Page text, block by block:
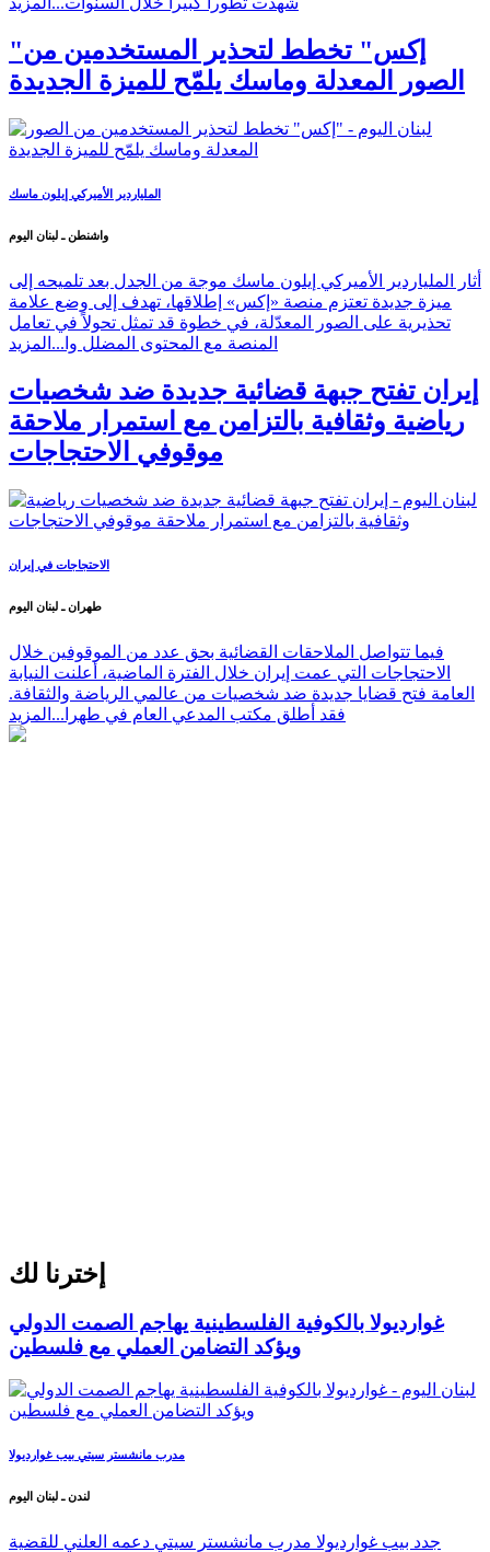
"إكس" تخطط لتحذير المستخدمين من
الصور المعدلة وماسك يلمّح للميزة الجديدة
الملياردير الأميركي إيلون ماسك
واشنطن ـ لبنان اليوم
أثار الملياردير الأميركي إيلون ماسك موجة من الجدل بعد تلميحه إلى
ميزة جديدة تعتزم منصة «إكس» إطلاقها، تهدف إلى وضع علامة
تحذيرية على الصور المعدّلة، في خطوة قد تمثل تحولاً في تعامل
المنصة مع المحتوى المضلل وا... المزيد
إيران تفتح جبهة قضائية جديدة ضد شخصيات
رياضية وثقافية بالتزامن مع استمرار ملاحقة
موقوفي الاحتجاجات
الاحتجاجات في إيران
طهران ـ لبنان اليوم
فيما تتواصل الملاحقات القضائية بحق عدد من الموقوفين خلال
الاحتجاجات التي عمت إيران خلال الفترة الماضية، أعلنت النيابة
العامة فتح قضايا جديدة ضد شخصيات من عالمي الرياضة والثقافة.
فقد أطلق مكتب المدعي العام في طهرا... المزيد
إخترنا لك
غوارديولا بالكوفية الفلسطينية يهاجم الصمت الدولي
ويؤكد التضامن العملي مع فلسطين
مدرب مانشستر سيتي بيب غوارديولا
لندن ـ لبنان اليوم
جدد بيب غوارديولا مدرب مانشستر سيتي دعمه العلني للقضية